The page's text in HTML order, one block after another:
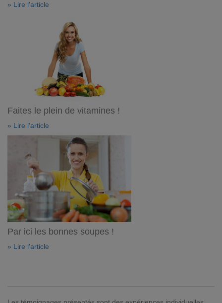
» Lire l'article
Faites le plein de vitamines !
» Lire l'article
Par ici les bonnes soupes !
» Lire l'article